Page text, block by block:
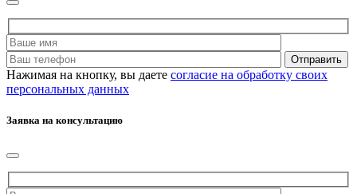
Нажимая на кнопку, вы даете согласие на обработку своих
персональных данных
Заявка на консультацию